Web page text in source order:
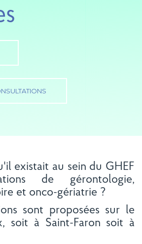
existait au sein du GHEF
de gérontologie,
et onco-gériatrie ?
sont proposées sur le
soit à Saint-Faron soit à